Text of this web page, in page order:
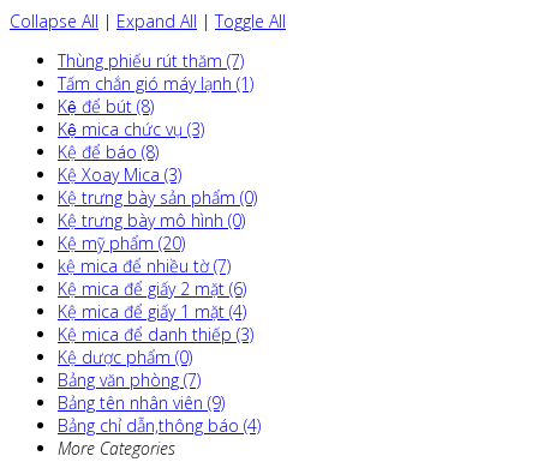
Collapse All | Expand All |Toggle All
Thùng phiếu rút thăm (7)
Tấm chắn gió máy lạnh (1)
Kệ để bút (8)
Kệ mica chức vụ (3)
Kệ để báo (8)
Kệ Xoay Mica (3)
Kệ trưng bày sản phẩm (0)
Kệ trưng bày mô hình (0)
Kệ mỹ phẩm (20)
kệ mica để nhiều tờ (7)
Kệ mica để giấy 2 mặt (6)
Kệ mica để giấy 1 mặt (4)
Kệ mica để danh thiếp (3)
Kệ dược phẩm (0)
Bảng văn phòng (7)
Bảng tên nhân viên (9)
Bảng chỉ dẫn,thông báo (4)
More Categories